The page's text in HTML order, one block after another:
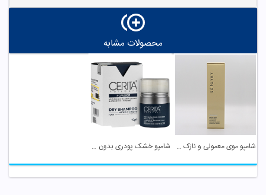
محصولات مشابه
شامپو موی معمولی و نازک لافارر شامپو خشک پودری بدون نیاز به آبکشی سریتا